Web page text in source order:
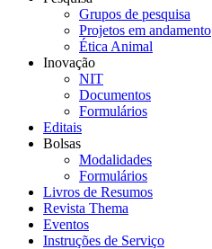
Grupos de pesquisa
Projetos em andamento
Ética Animal
Inovação
NIT
Documentos
Formulários
Editais
Bolsas
Modalidades
Formulários
Livros de Resumos
Revista Thema
Eventos
Instruções de Serviço